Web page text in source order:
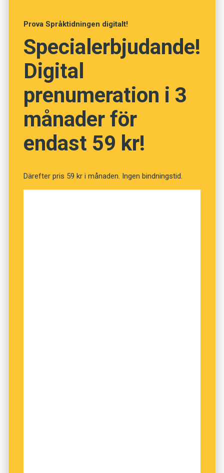
själv.
Bara ett miljösvin slänger den urbibbade
lådan i naturen.
Prova Språktidningen digitalt!
Specialerbjudande!
Digital
prenumeration i 3
månader för
endast 59 kr!
Därefter pris 59 kr i månaden. Ingen bindningstid.